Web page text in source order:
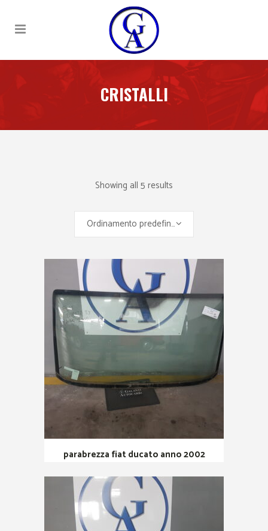
CRISTALLI
Showing all 5 results
Ordinamento predefinito
parabrezza fiat ducato anno 2002